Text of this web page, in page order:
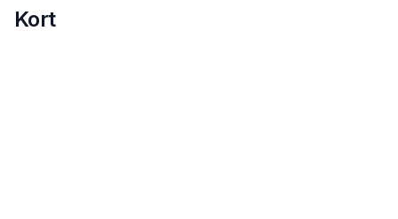
Kort